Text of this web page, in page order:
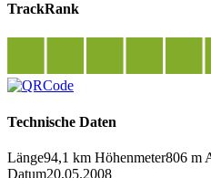
TrackRank
Technische Daten
Länge94,1 km Höhenmeter806 m
Datum20.05.2008